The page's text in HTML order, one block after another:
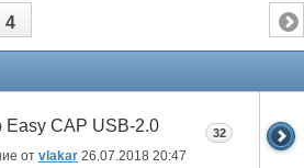
4
Easy CAP USB-2.0
от vlakar 26.07.2018 20:47
32